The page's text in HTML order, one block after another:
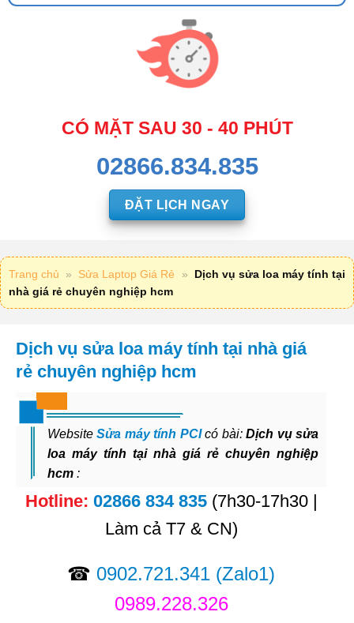
CÓ MẶT SAU 30 - 40 PHÚT
02866.834.835
ĐẶT LỊCH NGAY
Trang chủ » Sửa Laptop Giá Rẻ »
Dịch vụ sửa loa máy tính tại
nhà giá rẻ chuyên nghiệp hcm
Dịch vụ sửa loa máy tính tại nhà giá
rẻ chuyên nghiệp hcm
WebsiteSửa máy tính PCIcó bài:Dịch vụ sửa
loa máy tính tại nhà giá rẻ chuyên nghiệp
hcm :
Hotline: 02866 834 835 (7h30-17h30 |
Làm cả T7 & CN)
☎ 0902.721.341 (Zalo1)
0989.228.326